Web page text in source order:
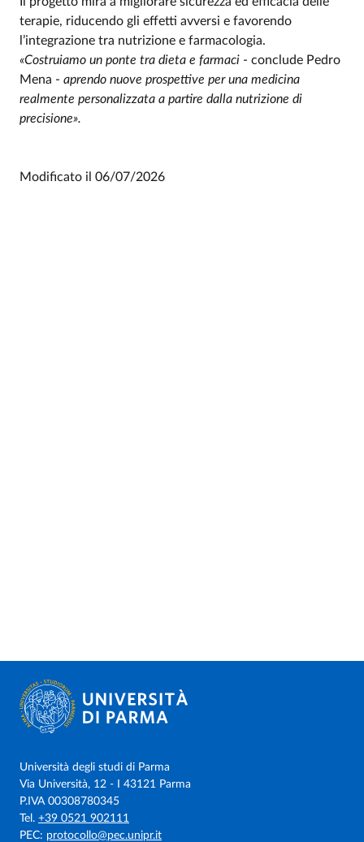
terapie, riducendo gli effetti avversi e favorendo
l’integrazione tra nutrizione e farmacologia.
«Costruiamo un ponte tra dieta e farmaci - conclude Pedro
Mena - aprendo nuove prospettive per una medicina
realmente personalizzata a partire dalla nutrizione di
precisione».
Modificato il 06/07/2026
Università degli studi di Parma
Via Università, 12 - I 43121 Parma
P.IVA 00308780345
Tel. +39 0521 902111
PEC: protocollo@pec.unipr.it